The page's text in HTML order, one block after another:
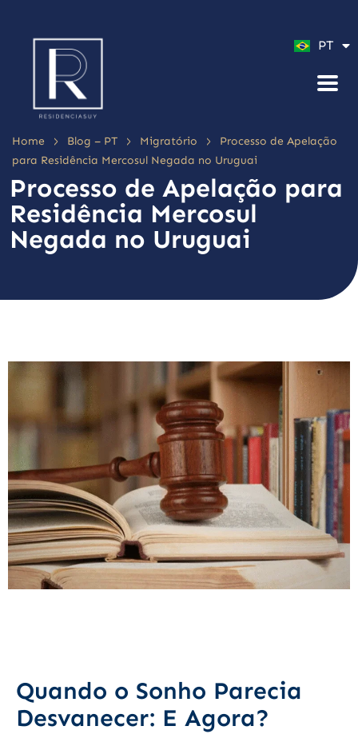
PT
EN
Home > Blog – PT > Migratório >
Processo de Apelação
para Residência Mercosul Negada no Uruguai
Processo de Apelação para
Residência Mercosul
Negada no Uruguai
Quando o Sonho Parecia
Desvanecer: E Agora?